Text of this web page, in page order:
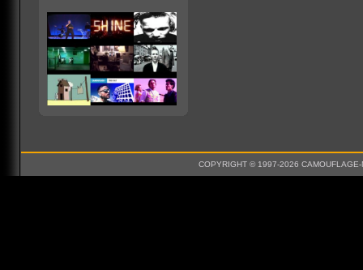
COPYRIGHT © 1997-2026 CAMOUFLAGE-